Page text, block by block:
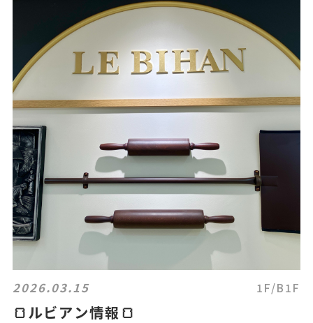
2026.03.15 1F/B1F
🍞ルビアン情報🍞